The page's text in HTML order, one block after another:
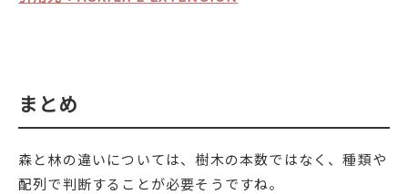
まとめ
森と林の違いについては、樹木の本数ではなく、種類や
配列で判断することが必要そうですね。